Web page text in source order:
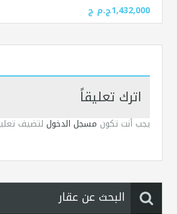
1,432,000ج.م ج
اترك تعليقاً
يجب أنت تكونمسجل الدخوللتضيف تعليقاً.
البحث عن عقار